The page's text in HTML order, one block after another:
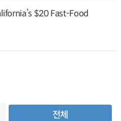
$20 Fast-Food
전체